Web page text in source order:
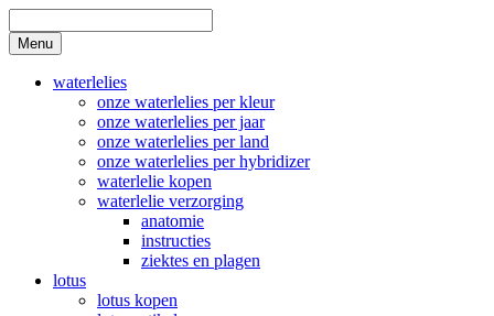
to
content
Search
Menu
waterlelies
onze waterlelies per kleur
onze waterlelies per jaar
onze waterlelies per land
onze waterlelies per hybridizer
waterlelie kopen
waterlelie verzorging
anatomie
instructies
ziektes en plagen
lotus
lotus kopen